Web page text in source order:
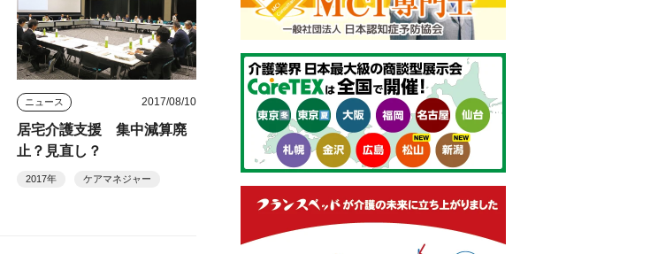
ニュース 2017/08/10
居宅介護支援 集中減算廃
止？見直し？
2017年 ケアマネジャー